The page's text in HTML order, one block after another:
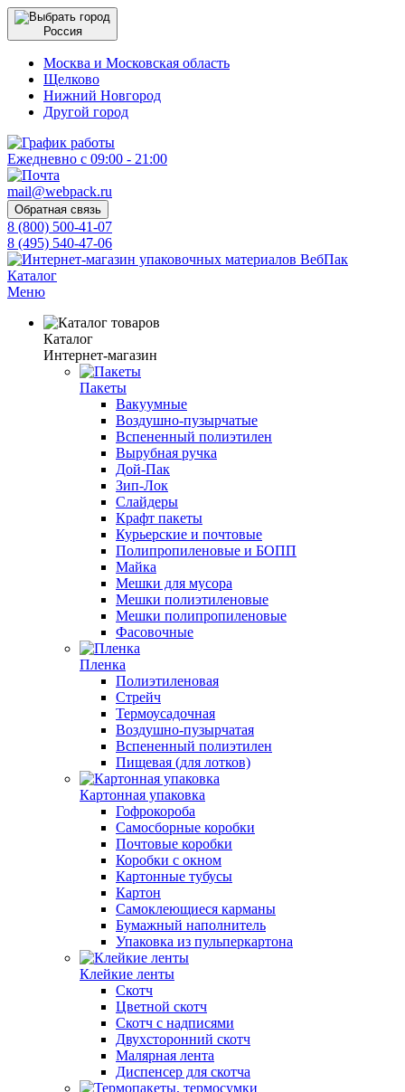
Россия
Москва и Московская область
Щелково
Нижний Новгород
Другой город
Ежедневно с 09:00 - 21:00
mail@webpack.ru
Обратная связь
8 (800) 500-41-07
8 (495) 540-47-06
Каталог
Меню
Каталог
Интернет-магазин
Пакеты
Вакуумные
Воздушно-пузырчатые
Вспененный полиэтилен
Вырубная ручка
Дой-Пак
Зип-Лок
Слайдеры
Крафт пакеты
Курьерские и почтовые
Полипропиленовые и БОПП
Майка
Мешки для мусора
Мешки полиэтиленовые
Мешки полипропиленовые
Фасовочные
Пленка
Полиэтиленовая
Стрейч
Термоусадочная
Воздушно-пузырчатая
Вспененный полиэтилен
Пищевая (для лотков)
Картонная упаковка
Гофрокороба
Самосборные коробки
Почтовые коробки
Коробки с окном
Картонные тубусы
Картон
Самоклеющиеся карманы
Бумажный наполнитель
Упаковка из пульперкартона
Клейкие ленты
Скотч
Цветной скотч
Скотч с надписями
Двухсторонний скотч
Малярная лента
Диспенсер для скотча